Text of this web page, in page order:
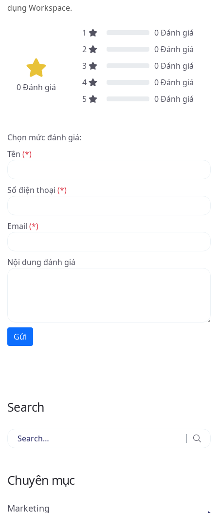
dụng Workspace.
0Đánh giá
1 0Đánh giá
2
0Đánh giá
3
0Đánh giá
4
0Đánh giá
5
0Đánh giá
Chọn mức đánh giá:
Tên (*)
Số điện thoại (*)
Email (*)
Nội dung đánh giá
Gửi
Search
Chuyên mục
Marketing